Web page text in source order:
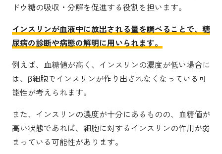
ドウ糖の吸収・分解を促進する役割を担います。
インスリンが血液中に放出される量を調べることで、糖
尿病の診断や病態の解明に用いられます。
例えば、血糖値が高く、インスリンの濃度が低い場合に
は、β細胞でインスリンが作り出されなくなっている可
能性が考えられます。
また、インスリンの濃度が十分にあるものの、血糖値が
高い状態であれば、細胞に対するインスリンの作用が弱
まっている可能性があります。